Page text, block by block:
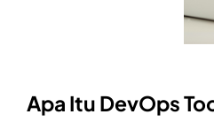
Apa Itu DevOps